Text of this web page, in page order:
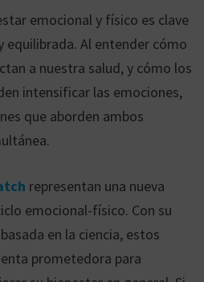
emocional y físico es clave
equilibrada. Al entender cómo
a nuestra salud, y cómo los
intensificar las emociones,
que aborden ambos
representan una nueva
emocional-físico. Con su
en la ciencia, estos
prometedora para